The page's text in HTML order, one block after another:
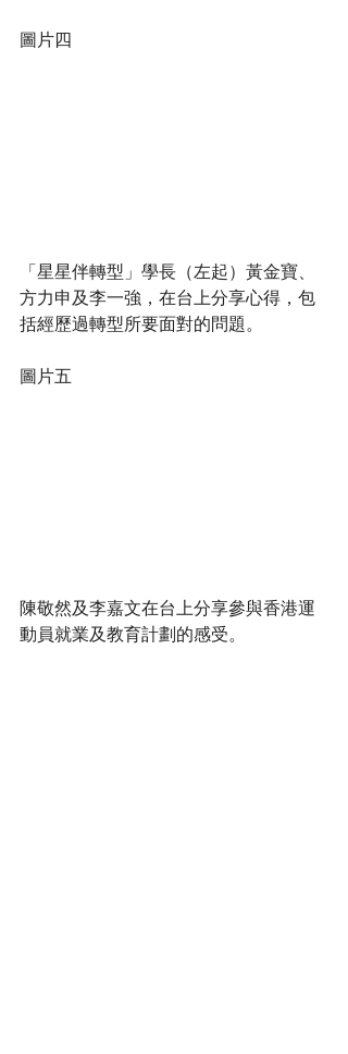
圖片四
「星星伴轉型」學長（左起）黃金寶、
方力申及李一強，在台上分享心得，包
括經歷過轉型所要面對的問題。
圖片五
陳敬然及李嘉文在台上分享參與香港運
動員就業及教育計劃的感受。